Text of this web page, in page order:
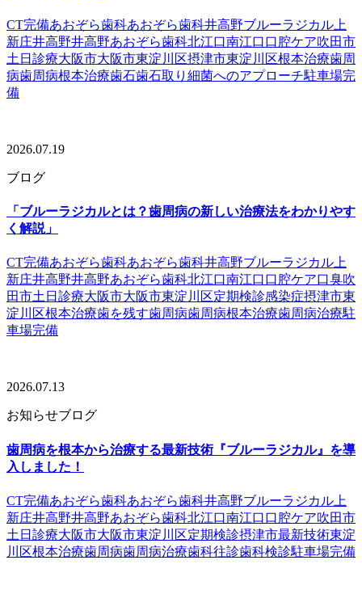
CT完備あおぞら歯科あおぞら歯科井高野ブルーラジカル 上
新庄井高野井高野あおぞら歯科北江口南江口口腔ケア吹田市
土日診療大阪市大阪市東淀川区摂津市東淀川区根本治療歯周
病歯周病根本治療歯石歯石取り 細菌へのアプローチ駐車場完
備
2026.07.19
ブログ
「ブルーラジカルとは？歯周病の新しい治療法をわかりやす
く解説」
CT完備あおぞら歯科あおぞら歯科井高野ブルーラジカル上
新庄井高野井高野あおぞら歯科北江口南江口口腔ケア口臭吹
田市土日診療大阪市大阪市東淀川区定期検診感染症摂津市東
淀川区根本治療歯を残す歯周病歯周病根本治療歯周病治療駐
車場完備
2026.07.13
お知らせブログ
歯周病を根本から治療する最新技術『ブルーラジカル』を導
入しました！
CT完備あおぞら歯科あおぞら歯科井高野ブルーラジカル 上
新庄井高野井高野あおぞら歯科北江口南江口口腔ケア吹田市
土日診療大阪市大阪市東淀川区定期検診摂津市最新技術東淀
川区根本治療歯周病歯周病治療歯科往診歯科検診駐車場完備